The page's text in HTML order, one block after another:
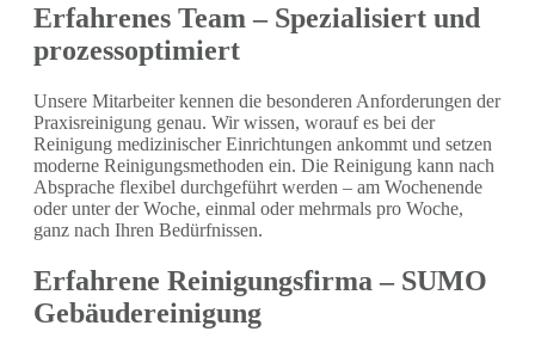
Erfahrenes Team – Spezialisiert und
prozessoptimiert
Unsere Mitarbeiter kennen die besonderen Anforderungen der
Praxisreinigung genau. Wir wissen, worauf es bei der
Reinigung medizinischer Einrichtungen ankommt und setzen
moderne Reinigungsmethoden ein. Die Reinigung kann nach
Absprache flexibel durchgeführt werden – am Wochenende
oder unter der Woche, einmal oder mehrmals pro Woche,
ganz nach Ihren Bedürfnissen.
Erfahrene Reinigungsfirma – SUMO
Gebäudereinigung